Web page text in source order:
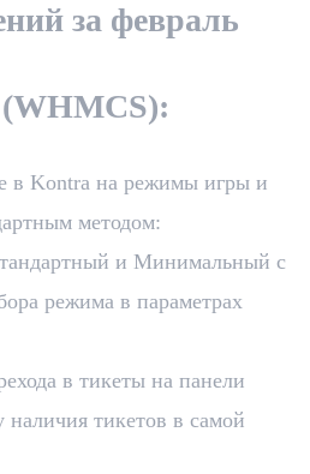
за февраль
в Kontra на режимы игры и
методом:
и Минимальный с
режима в параметрах
в тикеты на панели
наличия тикетов в самой